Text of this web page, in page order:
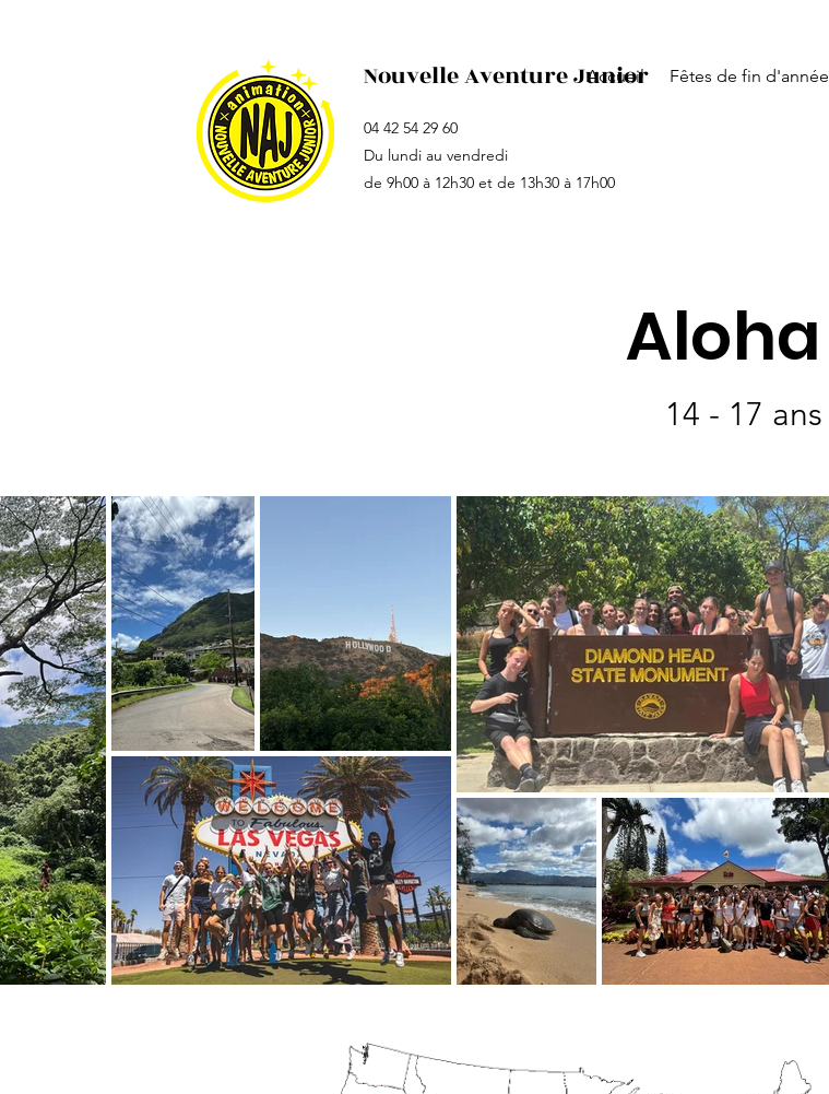
Nouvelle Aventure Junior
04 42 54 29 60
Du lundi au vendredi
de 9h00 à 12h30 et de 13h30 à 17h00
Accueil Fêtes de fin d'année
Aloha
14 - 17 ans